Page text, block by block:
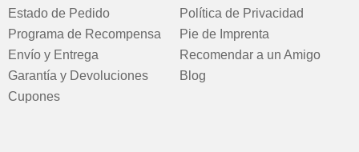
Estado de Pedido
Programa de Recompensa
Envío y Entrega
Garantía y Devoluciones
Cupones
Política de Privacidad
Pie de Imprenta
Recomendar a un Amigo
Blog